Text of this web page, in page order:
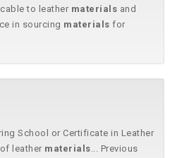
to leather materials and
in sourcing materials for
School or Certificate in Leather
leather materials... Previous